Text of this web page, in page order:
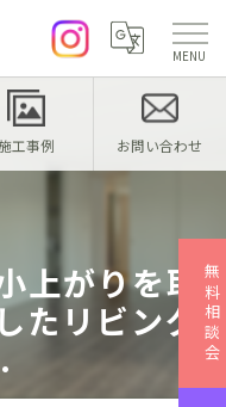
工事例 お問い合わせ
上がりを取
たリビング 無料相談会